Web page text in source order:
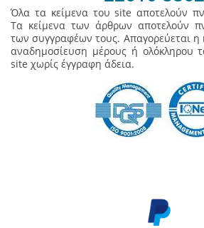
Όλα τα κείμενα του site αποτελούν
Τα κείμενα των άρθρων αποτελούν
των συγγραφέων τους. Απαγορεύεται η
αναδημοσίευση μέρους ή ολόκληρου
site χωρίς έγγραφη άδεια.